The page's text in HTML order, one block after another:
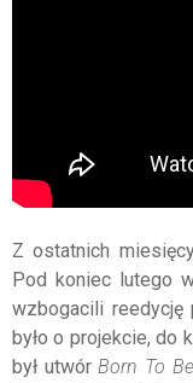
Z ostatnich
Pod koniec lutego
wzbogacili reedycję
było o projekcie, do
był utwórBorn To